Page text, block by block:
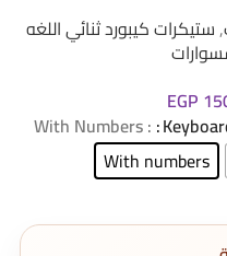
,ستيكرات كيبورد ثنائي اللغه
EGP
: With Numbers
With numbers